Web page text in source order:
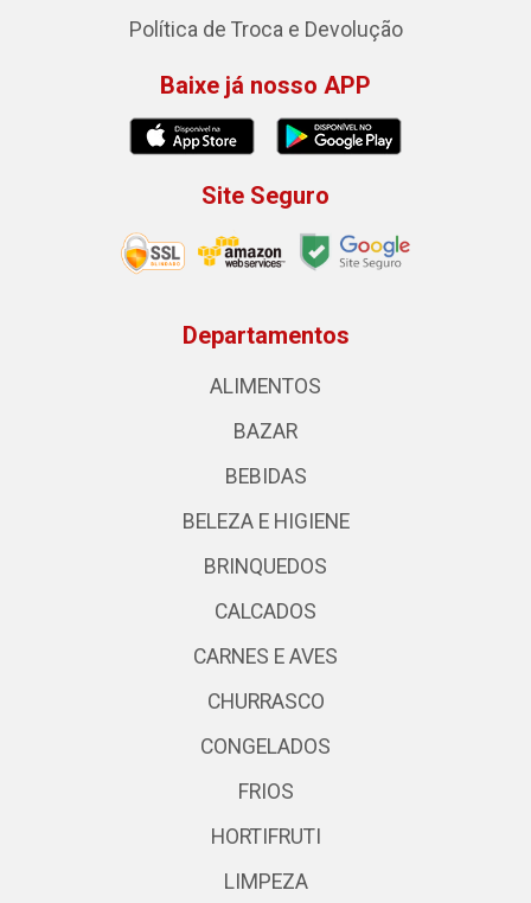
Política de Troca e Devolução
Baixe já nosso APP
Site Seguro
Departamentos
ALIMENTOS
BAZAR
BEBIDAS
BELEZA E HIGIENE
BRINQUEDOS
CALCADOS
CARNES E AVES
CHURRASCO
CONGELADOS
FRIOS
HORTIFRUTI
LIMPEZA